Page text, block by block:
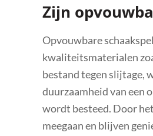
Zijn
Opvouwbare
kwaliteitsmaterialen
bestand tegen slijtage,
duurzaamheid van een
wordt besteed. Door
meegaan en blijven